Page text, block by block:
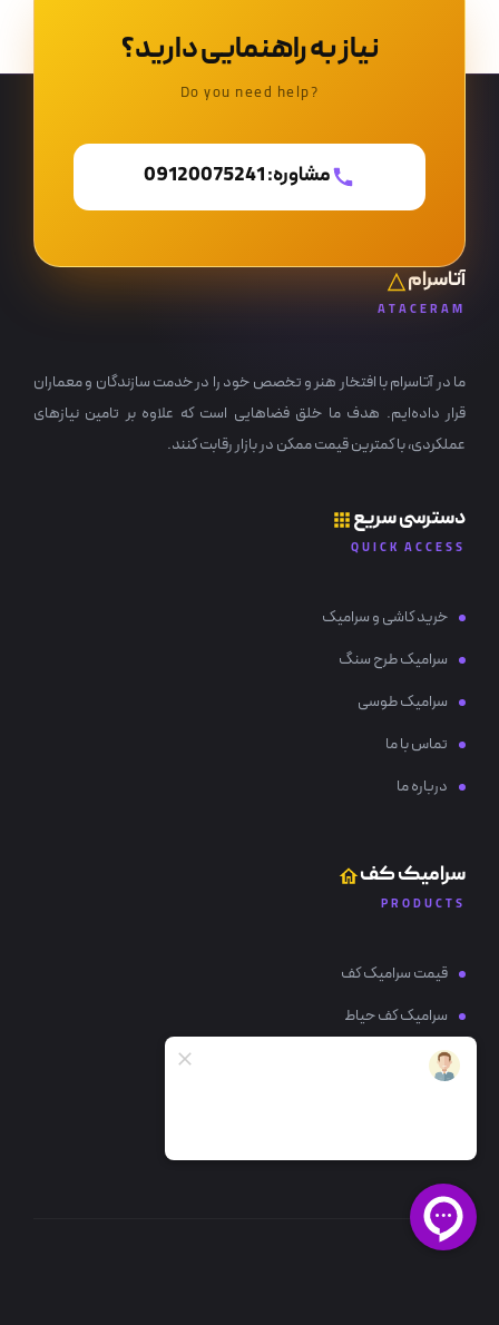
آتاسرام
ATACERAM
ما در آتاسرام با افتخار هنر و تخصص خود را در خدمت سازندگان و معماران
قرار داده‌ایم. هدف ما خلق فضاهایی است که علاوه بر تامین نیازهای
عملکردی، با کمترین قیمت ممکن در بازار رقابت کنند.
دسترسی سریع
QUICK ACCESS
خرید کاشی و سرامیک
سرامیک طرح سنگ
سرامیک طوسی
تماس با ما
درباره ما
سرامیک کف
PRODUCTS
قیمت سرامیک کف
سرامیک کف حیاط
سرامیک کف پذیرایی
نیاز به راهنمایی دارید؟
?Do you need help
مشاوره: 09120075241